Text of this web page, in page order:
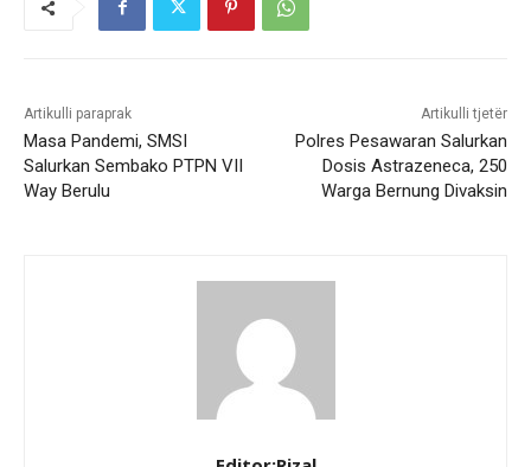
Artikulli paraprak
Masa Pandemi, SMSI
Salurkan Sembako PTPN VII
Way Berulu
Artikulli tjetër
Polres Pesawaran Salurkan
Dosis Astrazeneca, 250
Warga Bernung Divaksin